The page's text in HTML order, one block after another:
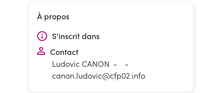
À propos
S'inscrit dans
Contact
Ludovic CANON -
-
canon.ludovic@cfp02.info